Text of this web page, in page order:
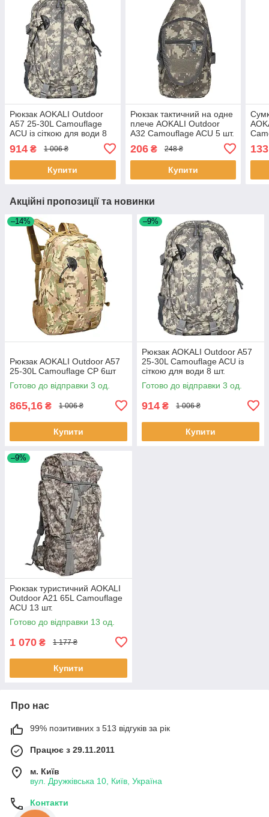
Рюкзак AOKALI Outdoor
A57 25-30L Camouflage
ACU із сіткою для води 8
914 ₴ 1 006 ₴
Купити
Рюкзак тактичний на одне
плече AOKALI Outdoor
A32 Camouflage ACU 5 шт.
206₴ 248 ₴
Купити
133
Акційні пропозиції та новинки
–14%
Рюкзак AOKALI Outdoor A57
25-30L Camouflage CP 6шт
Готово до відправки 3 од.
865,16 ₴ 1 006 ₴
Купити
–9%
Рюкзак AOKALI Outdoor A57
25-30L Camouflage ACU із
сіткою для води 8 шт.
Готово до відправки 3 од.
914 ₴ 1 006 ₴
Купити
–9%
Рюкзак туристичний AOKALI
Outdoor A21 65L Camouflage
ACU 13 шт.
Готово до відправки 13 од.
1 070 ₴ 1 177 ₴
Купити
Про нас
99% позитивних з 513 відгуків за рік
Працює з 29.11.2011
м. Київ
вул. Дружківська 10, Київ, Україна
Контакти